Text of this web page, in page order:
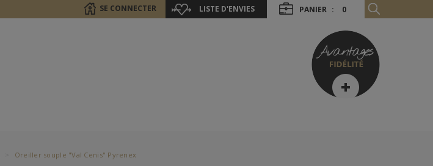
SE CONNECTER LISTE D'ENVIES PANIER : 0
Oreiller souple "Val Cenis" Pyrenex